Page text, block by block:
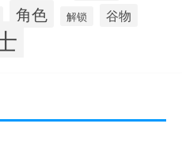
角色 解锁 谷物